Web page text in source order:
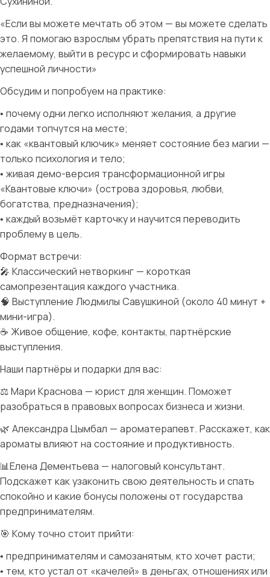
«Если вы можете мечтать об этом — вы можете сделать
это. Я помогаю взрослым убрать препятствия на пути к
желаемому, выйти в ресурс и сформировать навыки
успешной личности»
Обсудим и попробуем на практике:
• почему одни легко исполняют желания, а другие
годами топчутся на месте;
• как «квантовый ключик» меняет состояние без магии —
только психология и тело;
• живая демо-версия трансформационной игры
«Квантовые ключи» (острова здоровья, любви,
богатства, предназначения);
• каждый возьмёт карточку и научится переводить
проблему в цель.
Формат встречи:
🎤 Классический нетворкинг — короткая
самопрезентация каждого участника.
🧠 Выступление Людмилы Савушкиной (около 40 минут +
мини-игра).
☕ Живое общение, кофе, контакты, партнёрские
выступления.
Наши партнёры и подарки для вас:
⚖️ Мари Краснова — юрист для женщин. Поможет
разобраться в правовых вопросах бизнеса и жизни.
🌿 Александра Цымбал — ароматерапевт. Расскажет, как
ароматы влияют на состояние и продуктивность.
📊Елена Дементьева — налоговый консультант.
Подскажет как узаконить свою деятельность и спать
спокойно и какие бонусы положены от государства
предпринимателям.
🎯 Кому точно стоит прийти:
• предпринимателям и самозанятым, кто хочет расти;
• тем, кто устал от «качелей» в деньгах, отношениях или